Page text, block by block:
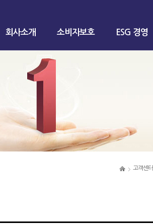
회사소개 소비자보호 ESG 경영
고객센터